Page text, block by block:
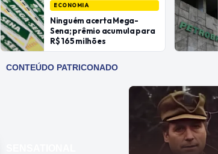
ECONOMIA
Ninguém acerta Mega-
Sena; prêmio acumula para
R$ 165 milhões